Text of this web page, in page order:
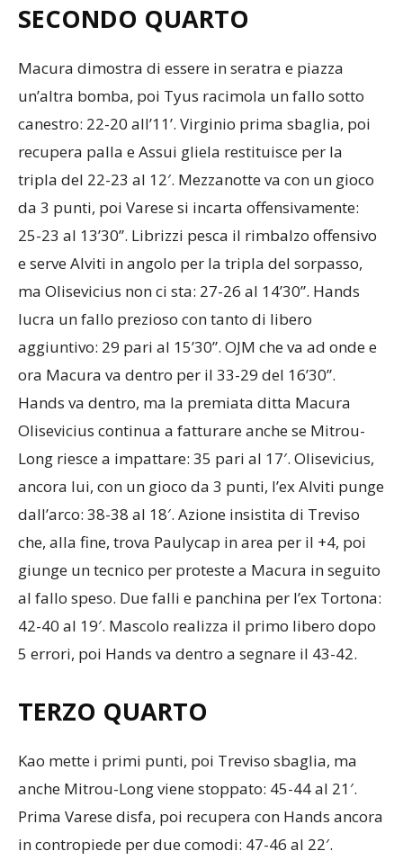
SECONDO QUARTO
Macura dimostra di essere in seratra e piazza
un’altra bomba, poi Tyus racimola un fallo sotto
canestro: 22-20 all’11’. Virginio prima sbaglia, poi
recupera palla e Assui gliela restituisce per la
tripla del 22-23 al 12′. Mezzanotte va con un gioco
da 3 punti, poi Varese si incarta offensivamente:
25-23 al 13’30”. Librizzi pesca il rimbalzo offensivo
e serve Alviti in angolo per la tripla del sorpasso,
ma Olisevicius non ci sta: 27-26 al 14’30”. Hands
lucra un fallo prezioso con tanto di libero
aggiuntivo: 29 pari al 15’30”. OJM che va ad onde e
ora Macura va dentro per il 33-29 del 16’30”.
Hands va dentro, ma la premiata ditta Macura
Olisevicius continua a fatturare anche se Mitrou-
Long riesce a impattare: 35 pari al 17′. Olisevicius,
ancora lui, con un gioco da 3 punti, l’ex Alviti punge
dall’arco: 38-38 al 18′. Azione insistita di Treviso
che, alla fine, trova Paulycap in area per il +4, poi
giunge un tecnico per proteste a Macura in seguito
al fallo speso. Due falli e panchina per l’ex Tortona:
42-40 al 19′. Mascolo realizza il primo libero dopo
5 errori, poi Hands va dentro a segnare il 43-42.
TERZO QUARTO
Kao mette i primi punti, poi Treviso sbaglia, ma
anche Mitrou-Long viene stoppato: 45-44 al 21′.
Prima Varese disfa, poi recupera con Hands ancora
in contropiede per due comodi: 47-46 al 22′.